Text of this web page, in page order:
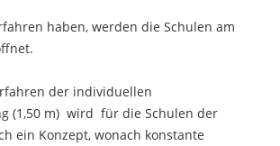
haben, werden die Schulen am
der individuellen
(1,50 m) wird für die Schulen der
ein Konzept, wonach konstante